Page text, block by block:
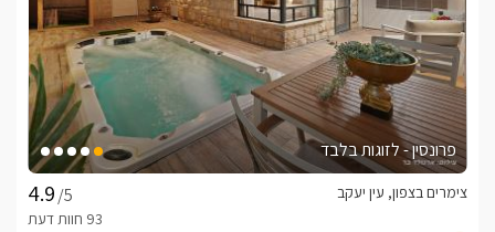
פרונסין - לזוגות בלבד
/5
צימרים בצפון, עין יעקב